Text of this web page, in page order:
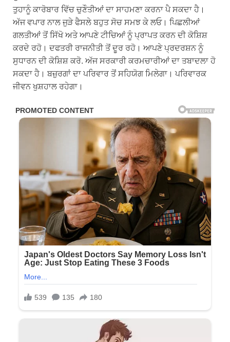
ਤੁਹਾਨੂੰ ਕਾਰੋਬਾਰ ਵਿੱਚ ਚੁਣੌਤੀਆਂ ਦਾ ਸਾਹਮਣਾ ਕਰਨਾ ਪੈ ਸਕਦਾ ਹੈ।
ਅੱਜ ਵਪਾਰ ਨਾਲ ਜੁੜੇ ਫੈਸਲੇ ਬਹੁਤ ਸੋਚ ਸਮਝ ਕੇ ਲਓ। ਪਿਛਲੀਆਂ
ਗਲਤੀਆਂ ਤੋਂ ਸਿੱਖੋ ਅਤੇ ਆਪਣੇ ਟੀਚਿਆਂ ਨੂੰ ਪ੍ਰਾਪਤ ਕਰਨ ਦੀ ਕੋਸ਼ਿਸ਼
ਕਰਦੇ ਰਹੋ। ਦਫਤਰੀ ਰਾਜਨੀਤੀ ਤੋਂ ਦੂਰ ਰਹੋ। ਆਪਣੇ ਪ੍ਰਦਰਸ਼ਨ ਨੂੰ
ਸੁਧਾਰਨ ਦੀ ਕੋਸ਼ਿਸ਼ ਕਰੋ. ਅੱਜ ਸਰਕਾਰੀ ਕਰਮਚਾਰੀਆਂ ਦਾ ਤਬਾਦਲਾ ਹੋ
ਸਕਦਾ ਹੈ। ਬਜ਼ੁਰਗਾਂ ਦਾ ਪਰਿਵਾਰ ਤੋਂ ਸਹਿਯੋਗ ਮਿਲੇਗਾ। ਪਰਿਵਾਰਕ
ਜੀਵਨ ਖੁਸ਼ਹਾਲ ਰਹੇਗਾ।